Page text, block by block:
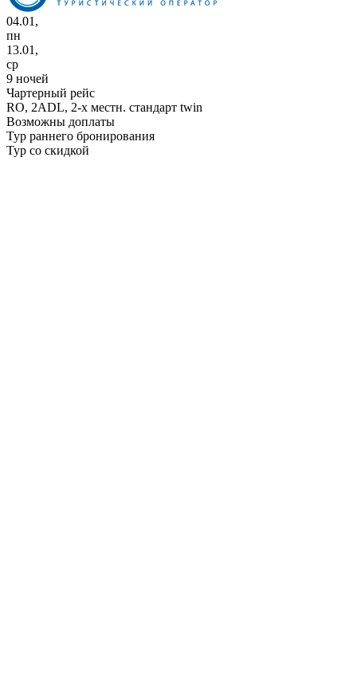
04.01,
пн
13.01,
ср
9 ночей
Чартерный рейс
RO, 2ADL, 2-х местн. стандарт twin
Возможны доплаты
Тур раннего бронирования
Тур со скидкой